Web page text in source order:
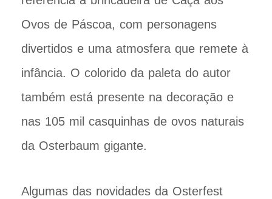
Ovos de Páscoa, com personagens
divertidos e uma atmosfera que remete à
infância. O colorido da paleta do autor
também está presente na decoração e
nas 105 mil casquinhas de ovos naturais
da Osterbaum gigante.
Algumas das novidades da Osterfest